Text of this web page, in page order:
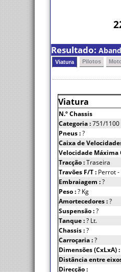
Resultado:
Viatura Pilotos
Viatura
N.º Chassis
Categoria :751/1100
Pneus :?
Caixa de
Velocidade Máxima
Tracção :Traseira
Travões F/T : Perrot
Embraiagem :?
Peso :? Kg
Amortecedores :?
Suspensão :?
Tanque :? Lt.
Chassis :?
Carroçaria :?
Dimensões (CxLxA) :
Distância entre
Direcção :